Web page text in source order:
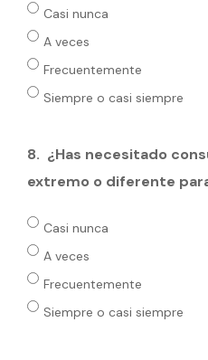
Casi nunca
A veces
Frecuentemente
Siempre o casi siempre
8. ¿Has necesitado
extremo o diferente
Casi nunca
A veces
Frecuentemente
Siempre o casi siempre